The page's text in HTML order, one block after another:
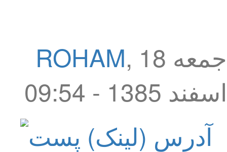
ROHAM,
اسفند 1385 - 09:54